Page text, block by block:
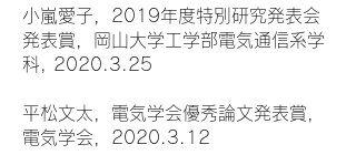
小嵐愛子，2019年度特別研究発表会
発表賞，岡山大学工学部電気通信系学
科, 2020.3.25
平松文太，電気学会優秀論文発表賞，
電気学会，2020.3.12